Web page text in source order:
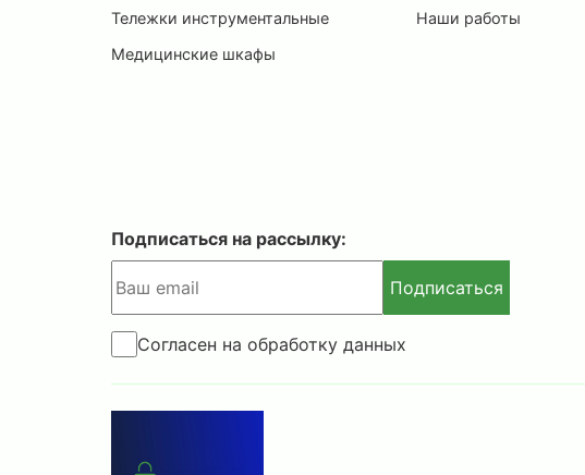
Тележки инструментальные
Медицинские шкафы
Наши работы
Подписаться на рассылку:
Подписаться
Согласен на обработку данных